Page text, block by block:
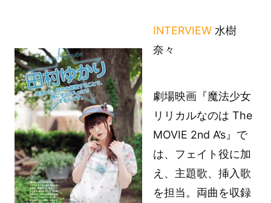
INTERVIEW水樹
奈々
劇場映画『魔法少女
リリカルなのは The
MOVIE 2nd A’s』で
は、フェイト役に加
え、主題歌、挿入歌
を担当。両曲を収録